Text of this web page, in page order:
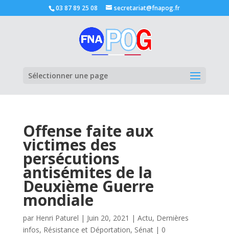
03 87 89 25 08 secretariat@fnapog.fr
Sélectionner une page
Offense faite aux
victimes des
persécutions
antisémites de la
Deuxième Guerre
mondiale
par Henri Paturel | Juin 20, 2021 | Actu, Dernières
infos, Résistance et Déportation, Sénat| 0